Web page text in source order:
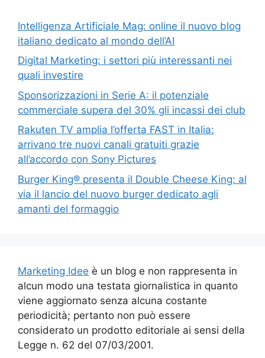
Intelligenza Artificiale Mag: online il nuovo blog
italiano dedicato al mondo dell’AI
Digital Marketing: i settori più interessanti nei
quali investire
Sponsorizzazioni in Serie A: il potenziale
commerciale supera del 30% gli incassi dei club
Rakuten TV amplia l’offerta FAST in Italia:
arrivano tre nuovi canali gratuiti grazie
all’accordo con Sony Pictures
Burger King® presenta il Double Cheese King: al
via il lancio del nuovo burger dedicato agli
amanti del formaggio
Marketing Idee è un blog e non rappresenta in
alcun modo una testata giornalistica in quanto
viene aggiornato senza alcuna costante
periodicità; pertanto non può essere
considerato un prodotto editoriale ai sensi della
Legge n. 62 del 07/03/2001.